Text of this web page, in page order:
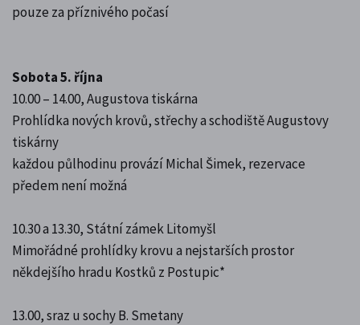
pouze za příznivého počasí
Sobota 5. října
10.00 – 14.00, Augustova tiskárna
Prohlídka nových krovů, střechy a schodiště Augustovy
tiskárny
každou půlhodinu provází Michal Šimek, rezervace
předem není možná
10.30 a 13.30, Státní zámek Litomyšl
Mimořádné prohlídky krovu a nejstarších prostor
někdejšího hradu Kostků z Postupic*
13.00, sraz u sochy B. Smetany